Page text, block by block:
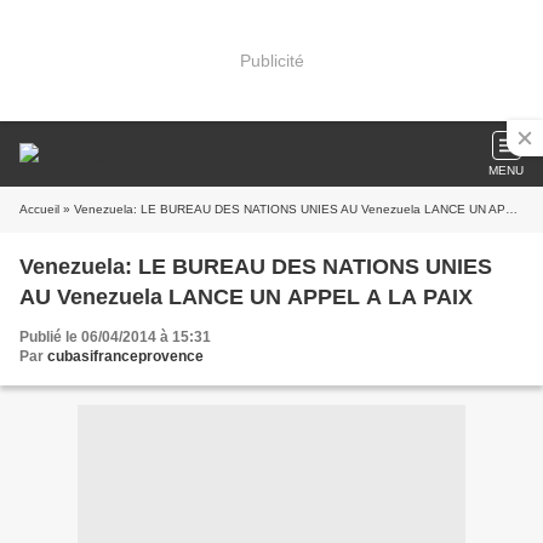
Publicité
MENU
Accueil » Venezuela: LE BUREAU DES NATIONS UNIES AU Venezuela LANCE UN APPEL A LA PAIX
Venezuela: LE BUREAU DES NATIONS UNIES
AU Venezuela LANCE UN APPEL A LA PAIX
Publié le 06/04/2014 à 15:31
Par cubasifranceprovence